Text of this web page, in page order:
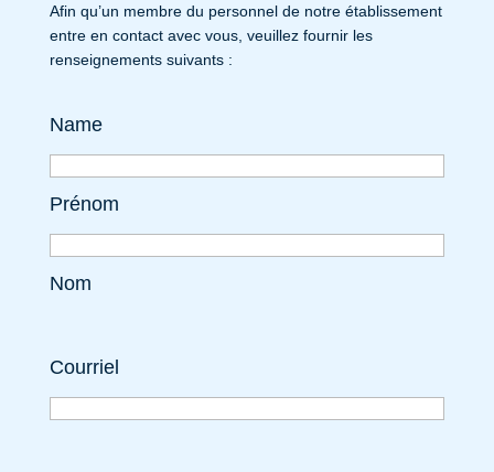
Afin qu’un membre du personnel de notre établissement
entre en contact avec vous, veuillez fournir les
renseignements suivants :
Name
Prénom
Nom
Courriel